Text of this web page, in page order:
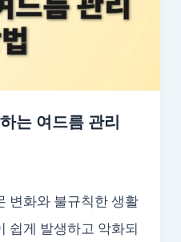
는 여드름 관리
변화와 불규칙한 생활
쉽게 발생하고 악화되